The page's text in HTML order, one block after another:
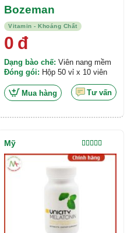
Vitamin - Khoáng Chất
Bozeman
0 đ
Dạng bào chế: Viên nang mềm
Đóng gói: Hộp 50 vỉ x 10 viên
Mua hàng Tư vấn
Được xếp
hạng5.00
Mỹ